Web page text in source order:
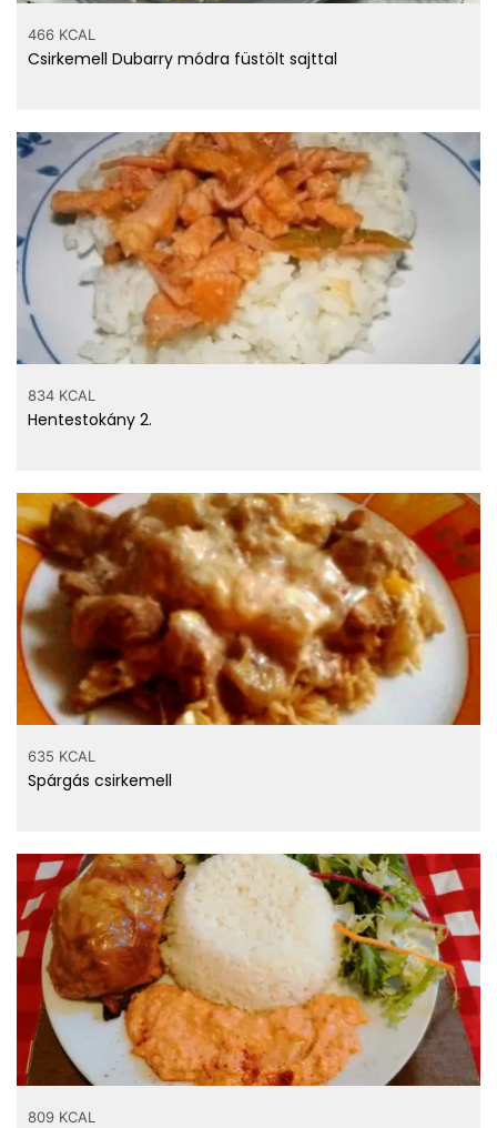
466 KCAL
Csirkemell Dubarry módra füstölt sajttal
834 KCAL
Hentestokány 2.
635 KCAL
Spárgás csirkemell
809 KCAL